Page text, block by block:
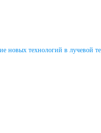
новых технологий в лучевой